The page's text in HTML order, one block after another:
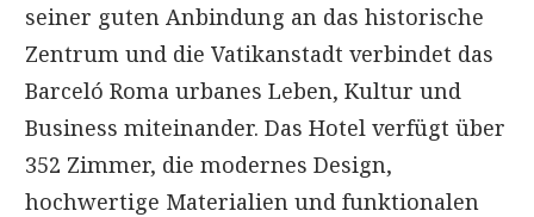
seiner guten Anbindung an das historische
Zentrum und die Vatikanstadt verbindet das
Barceló Roma urbanes Leben, Kultur und
Business miteinander. Das Hotel verfügt über
352 Zimmer, die modernes Design,
hochwertige Materialien und funktionalen